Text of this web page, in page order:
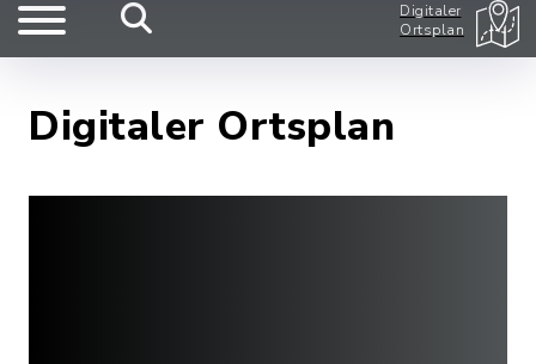
Digitaler
Ortsplan
Digitaler Ortsplan